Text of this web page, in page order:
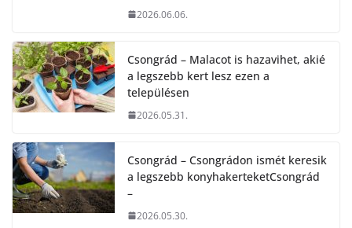
2026.06.06.
Csongrád – Malacot is hazavihet, akié
a legszebb kert lesz ezen a
településen
2026.05.31.
Csongrád – Csongrádon ismét keresik
a legszebb konyhakerteketCsongrád
–
2026.05.30.